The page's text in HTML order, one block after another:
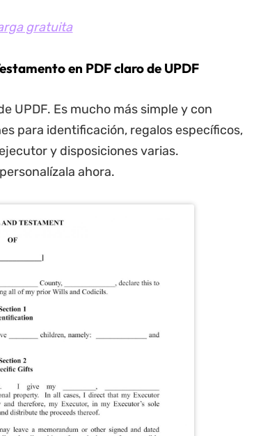
gratuita
en PDF claro de UPDF
UPDF. Es mucho más simple y con
para identificación, regalos específicos,
y disposiciones varias.
ahora.